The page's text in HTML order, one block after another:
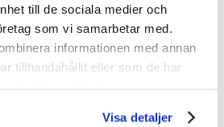
till de sociala medier och
som vi samarbetar med.
informationen med annan
tillhandahållit eller som de har
Visa detaljer